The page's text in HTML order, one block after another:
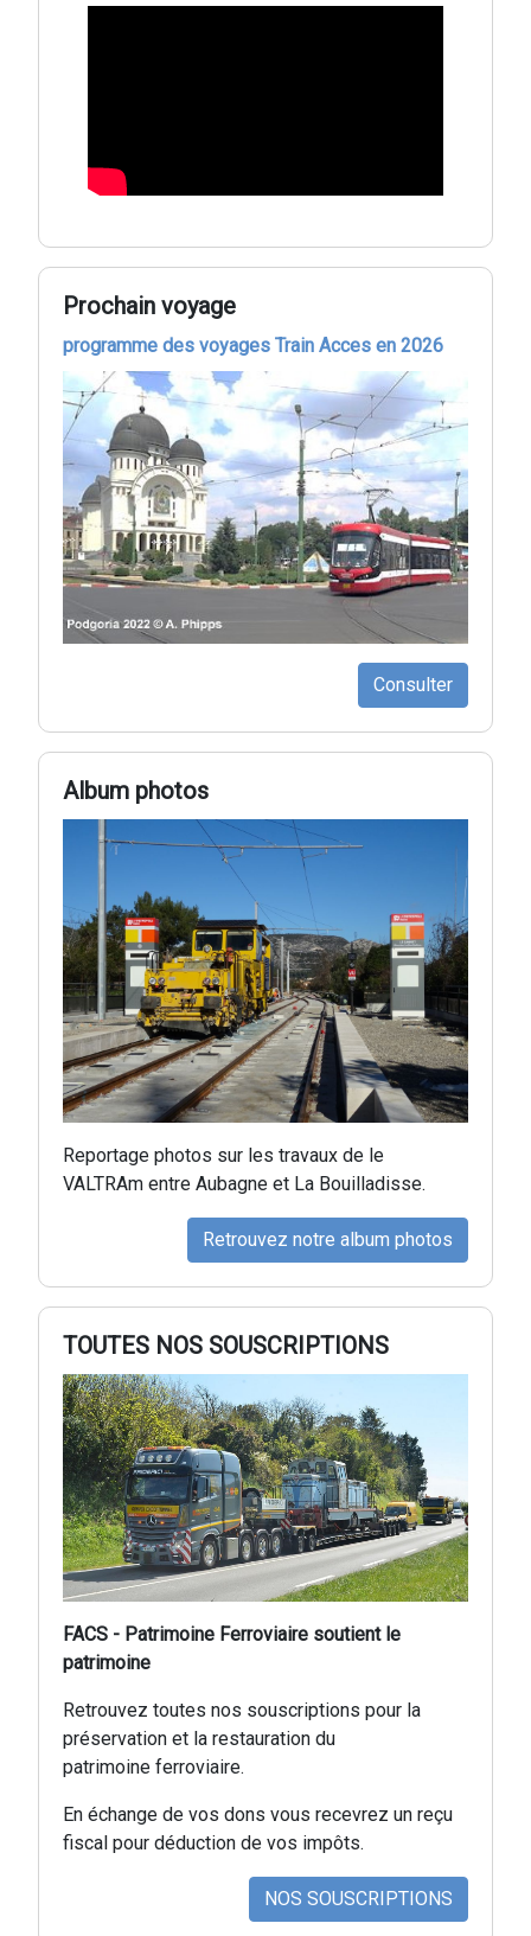
Prochain voyage
programme des voyages Train Acces en 2026
Consulter
Album photos
Reportage photos sur les travaux de le
VALTRAm entre Aubagne et La Bouilladisse.
Retrouvez notre album photos
TOUTES NOS SOUSCRIPTIONS
FACS - Patrimoine Ferroviaire soutient le
patrimoine
Retrouvez toutes nos souscriptions pour la
préservation et la restauration du
patrimoine ferroviaire.
En échange de vos dons vous recevrez un reçu
fiscal pour déduction de vos impôts.
NOS SOUSCRIPTIONS